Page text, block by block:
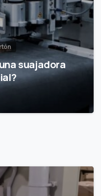
suajadora